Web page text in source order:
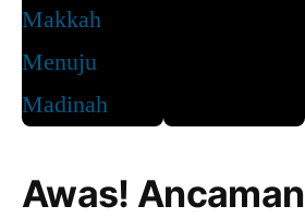
Awas! Ancaman